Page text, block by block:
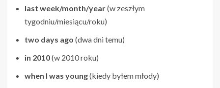
last week/month/year(w zeszłym
tygodniu/miesiącu/roku)
two days ago (dwa dni temu)
in 2010(w 2010 roku)
when I was young(kiedy byłem młody)